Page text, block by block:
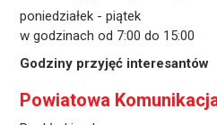
poniedziałek - piątek
w godzinach od 7:00 do 15:00
Godziny przyjęć interesantów
Powiatowa